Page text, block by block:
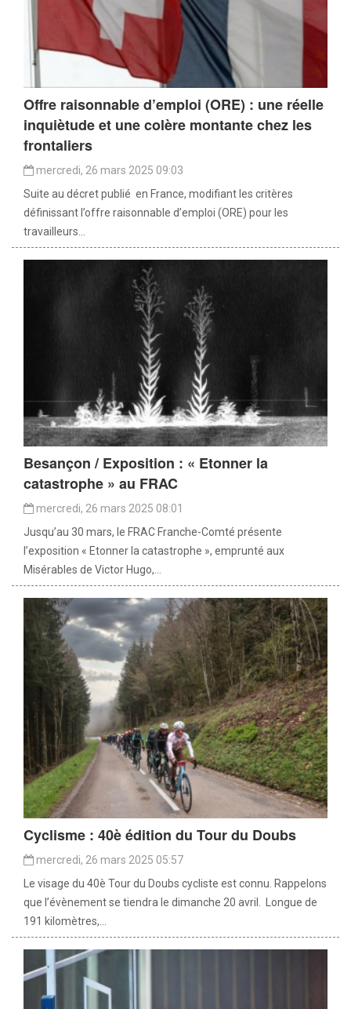
Offre raisonnable d’emploi (ORE) : une réelle
inquiètude et une colère montante chez les
frontaliers
mercredi, 26 mars 2025 09:03
Suite au décret publié en France, modifiant les critères
définissant l’offre raisonnable d’emploi (ORE) pour les
travailleurs...
Besançon / Exposition : « Etonner la
catastrophe » au FRAC
mercredi, 26 mars 2025 08:01
Jusqu’au 30 mars, le FRAC Franche-Comté présente
l’exposition « Etonner la catastrophe », emprunté aux
Misérables de Victor Hugo,...
Cyclisme : 40è édition du Tour du Doubs
mercredi, 26 mars 2025 05:57
Le visage du 40è Tour du Doubs cycliste est connu. Rappelons
que l’évènement se tiendra le dimanche 20 avril. Longue de
191 kilomètres,...